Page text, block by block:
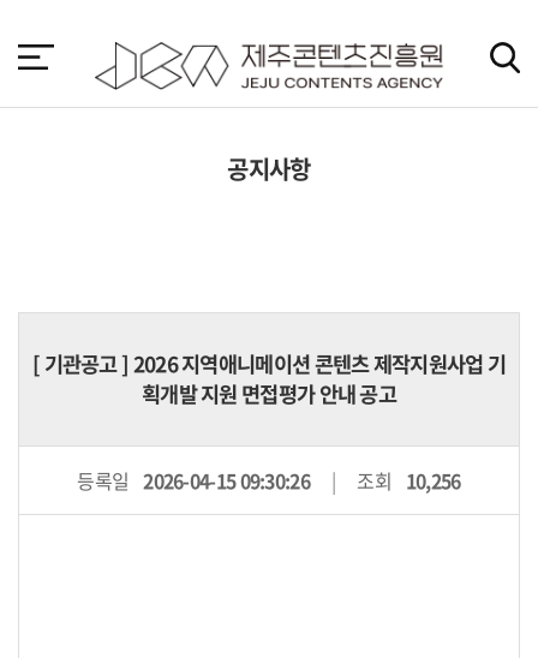
바
가
공지사항
[기관공고] 2026 지역애니메이션 콘텐츠 제작지원사업 기
획개발 지원 면접평가 안내 공고
등록일 2026-04-15 09:30:26 조회 10,256